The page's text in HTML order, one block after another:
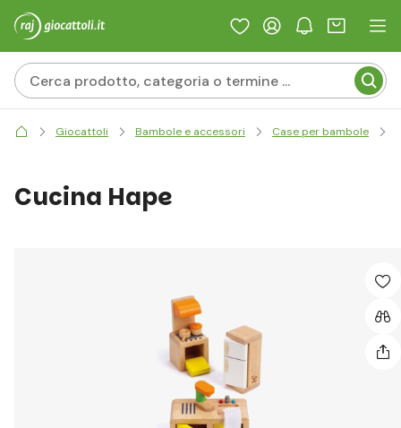
Giocattoli Bambole e accessori Case per bambole
Cucina Hape